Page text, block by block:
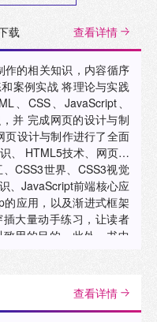
载 查看详情
的相关知识，内容循序
案例实战 将理论与实践
、CSS、JavaScript、
并 完成网页的设计与制
页设计与制作进行了全面
、 HTML5技术、网页的
CSS3世界、CSS3视觉
、JavaScript前端核心应
应用，以及渐进式框架
大量动手练习，让读者
用的目的。此外，书中
训机构的**教材，还可以
参考用书。"
查看详情